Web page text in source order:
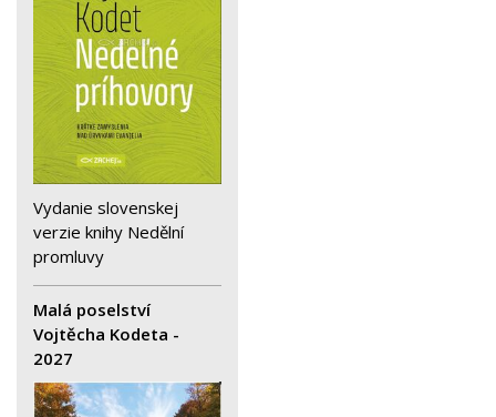
Vydanie slovenskej
verzie knihy Nedělní
promluvy
Malá poselství
Vojtěcha Kodeta -
2027